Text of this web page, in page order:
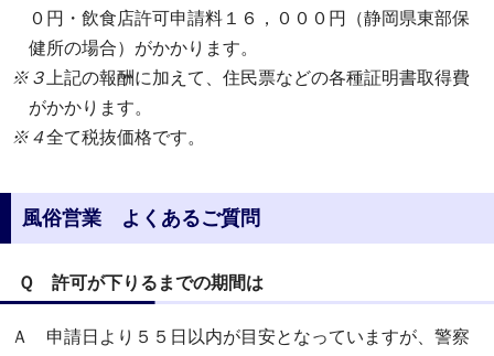
０円・飲食店許可申請料１６，０００円（静岡県東部保
健所の場合）がかかります。
※３ 上記の報酬に加えて、住民票などの各種証明書取得費
がかかります。
※４全て税抜価格です。
風俗営業 よくあるご質問
Ｑ 許可が下りるまでの期間は
Ａ 申請日より５５日以内が目安となっていますが、警察